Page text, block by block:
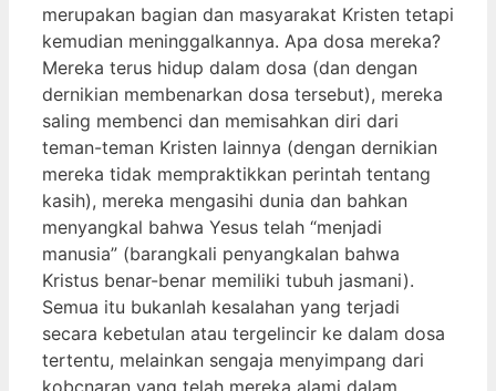
merupakan bagian dan masyarakat Kristen tetapi
kemudian meninggalkannya. Apa dosa mereka?
Mereka terus hidup dalam dosa (dan dengan
dernikian membenarkan dosa tersebut), mereka
saling membenci dan memisahkan diri dari
teman-teman Kristen lainnya (dengan dernikian
mereka tidak mempraktikkan perintah tentang
kasih), mereka mengasihi dunia dan bahkan
menyangkal bahwa Yesus telah “menjadi
manusia” (barangkali penyangkalan bahwa
Kristus benar-benar memiliki tubuh jasmani).
Semua itu bukanlah kesalahan yang terjadi
secara kebetulan atau tergelincir ke dalam dosa
tertentu, melainkan sengaja menyimpang dari
kobcnaran yang telah mereka alami dalam